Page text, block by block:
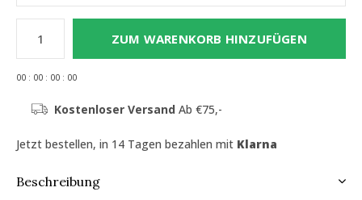
ZUM WARENKORB HINZUFÜGEN
00 : 00 : 00 : 00
Kostenloser Versand Ab €75,-
Jetzt bestellen, in 14 Tagen bezahlen mit Klarna
Beschreibung